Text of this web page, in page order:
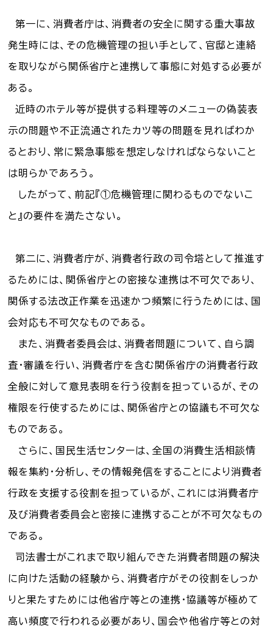
第一に、消費者庁は、消費者の安全に関する重大事故
発生時には、その危機管理の担い手として、官邸と連絡
を取りながら関係省庁と連携して事態に対処する必要が
ある。
近時のホテル等が提供する料理等のメニューの偽装表
示の問題や不正流通されたカツ等の問題を見ればわか
るとおり、常に緊急事態を想定しなければならないこと
は明らかであろう。
したがって、前記『①危機管理に関わるものでないこ
と』の要件を満たさない。
第二に、消費者庁が、消費者行政の司令塔として推進す
るためには、関係省庁との密接な連携は不可欠であり、
関係する法改正作業を迅速かつ頻繁に行うためには、国
会対応も不可欠なものである。
また、消費者委員会は、消費者問題について、自ら調
査・審議を行い、消費者庁を含む関係省庁の消費者行政
全般に対して意見表明を行う役割を担っているが、その
権限を行使するためには、関係省庁との協議も不可欠な
ものである。
さらに、国民生活センターは、全国の消費生活相談情
報を集約・分析し、その情報発信をすることにより消費者
行政を支援する役割を担っているが、これには消費者庁
及び消費者委員会と密接に連携することが不可欠なもの
である。
司法書士がこれまで取り組んできた消費者問題の解決
に向けた活動の経験から、消費者庁がその役割をしっか
りと果たすためには他省庁等との連携・協議等が極めて
高い頻度で行われる必要があり、国会や他省庁等との対